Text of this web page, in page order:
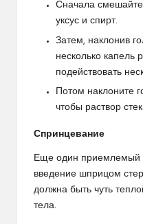
Сначала
уксус и спирт.
Затем, наклонив
несколько капель
подействовать
Потом наклоните
чтобы раствор
Спринцевание
Еще один приемлемый
введение шприцом
должна быть чуть
тела.